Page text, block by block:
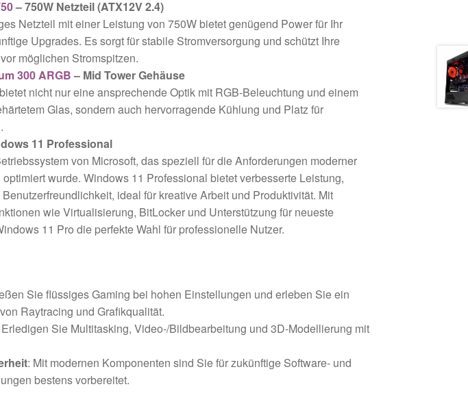
– 750W Netzteil (ATX12V 2.4)
Netzteil mit einer Leistung von 750W bietet genügend Power für Ihr
Upgrades. Es sorgt für stabile Stromversorgung und schützt Ihre
möglichen Stromspitzen.
300 ARGB – Mid Tower Gehäuse
nicht nur eine ansprechende Optik mit RGB-Beleuchtung und einem
Glas, sondern auch hervorragende Kühlung und Platz für
11 Professional
von Microsoft, das speziell für die Anforderungen moderner
wurde. Windows 11 Professional bietet verbesserte Leistung,
ideal für kreative Arbeit und Produktivität. Mit
wie Virtualisierung, BitLocker und Unterstützung für neueste
11 Pro die perfekte Wahl für professionelle Nutzer.
Sie flüssiges Gaming bei hohen Einstellungen und erleben Sie ein
Raytracing und Grafikqualität.
Erledigen Sie Multitasking, Video-/Bildbearbeitung und 3D-Modellierung mit
: Mit modernen Komponenten sind Sie für zukünftige Software- und
bestens vorbereitet.